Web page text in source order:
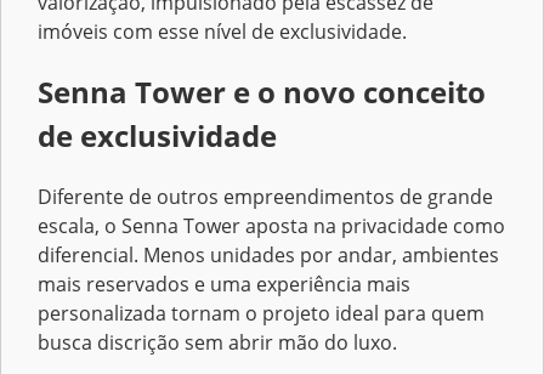
imóveis com esse nível de exclusividade.
Senna Tower e o novo conceito
de exclusividade
Diferente de outros empreendimentos de grande
escala, o Senna Tower aposta na privacidade como
diferencial. Menos unidades por andar, ambientes
mais reservados e uma experiência mais
personalizada tornam o projeto ideal para quem
busca discrição sem abrir mão do luxo.